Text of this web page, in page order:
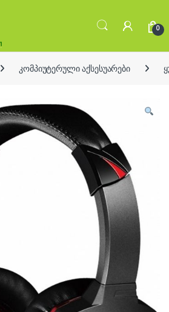
0
კომპიუტერული აქსესუარები